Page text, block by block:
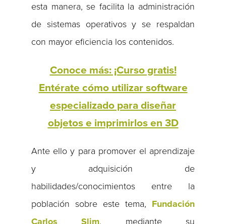
esta manera, se facilita la administración
de sistemas operativos y se respaldan
con mayor eficiencia los contenidos.
Conoce más: ¡Curso gratis!
Entérate cómo utilizar software
especializado para diseñar
objetos e imprimirlos en 3D
Ante ello y para promover el aprendizaje
y adquisición de
habilidades/conocimientos entre la
población sobre este tema, Fundación
Carlos Slim, mediante su